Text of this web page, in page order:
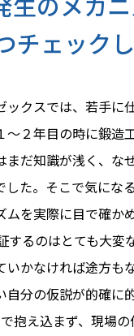
チェック
ックスでは、若手に
〜２年目の時に鍛造
まだ知識が浅く、な
した。そこで気にな
ムを実際に目で確か
するのはとても大変
いかなければ途方も
自分の仮説が的確に
抱え込まず、現場